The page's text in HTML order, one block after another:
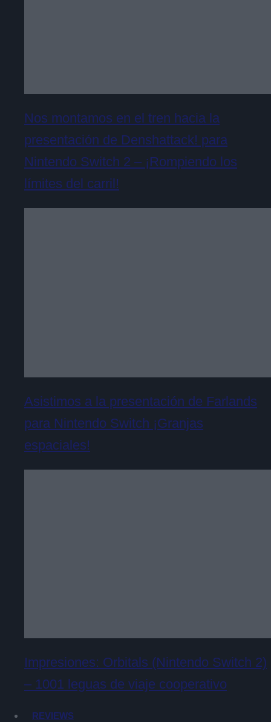
Nos montamos en el tren hacia la
presentación de Denshattack! para
Nintendo Switch 2 – ¡Rompiendo los
límites del carril!
Asistimos a la presentación de Farlands
para Nintendo Switch ¡Granjas
espaciales!
Impresiones: Orbitals (Nintendo Switch 2)
– 1001 leguas de viaje cooperativo
REVIEWS